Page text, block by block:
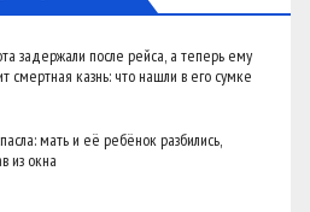
задержали после рейса, а теперь ему
смертная казнь: что нашли в его сумке
мать и её ребёнок разбились,
из окна